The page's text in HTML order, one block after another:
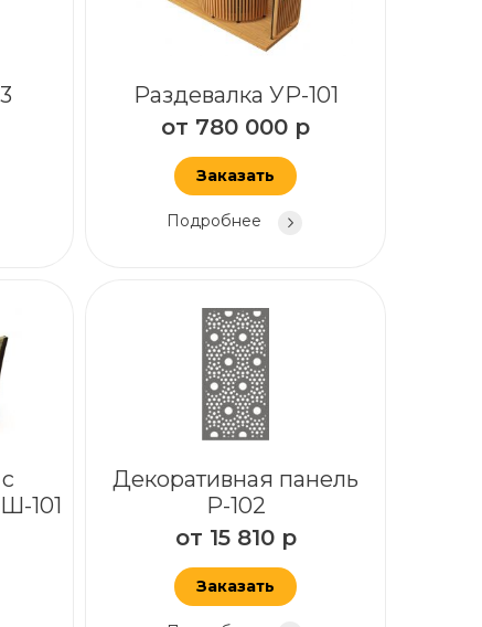
Раздевалка УР-101
от 780 000 р
Заказать
Подробнее
101
Декоративная панель
Р-102
от 15 810 р
Заказать